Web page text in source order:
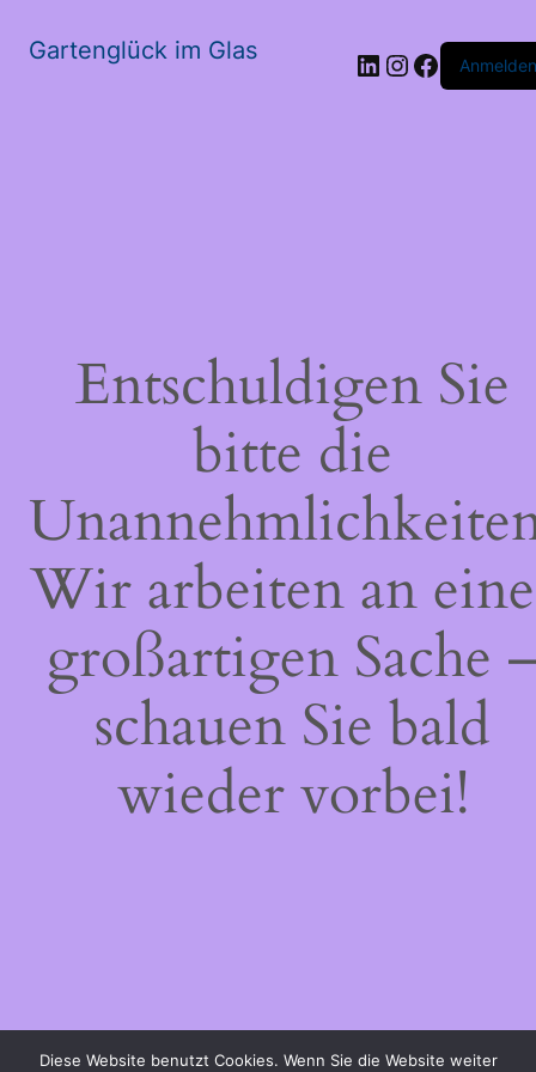
Gartenglück im Glas LinkedIn
Instagram
Anmelden
Entschuldigen Sie
bitte die
Wir arbeiten an
großartigen Sache
schauen Sie bald
wieder vorbei!
Diese Website benutzt Cookies. Wenn Sie die Website weiter